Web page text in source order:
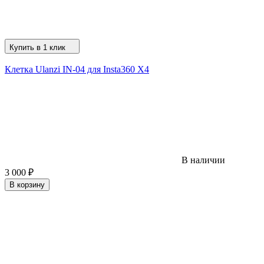
Купить в 1 клик
Клетка Ulanzi IN-04 для Insta360 X4
В наличии
3 000 ₽
В корзину